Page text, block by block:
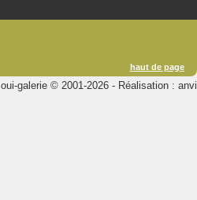
haut de page
oui-galerie © 2001-2026 - Réalisation : anvi